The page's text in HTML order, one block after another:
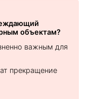
объектам?
важным для
прекращение